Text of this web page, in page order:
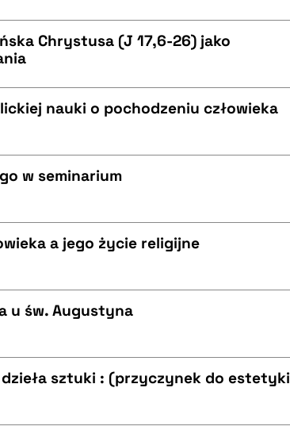
Chrystusa (J 17,6-26) jako
nauki o pochodzeniu człowieka
w seminarium
a jego życie religijne
u św. Augustyna
sztuki : (przyczynek do estetyki